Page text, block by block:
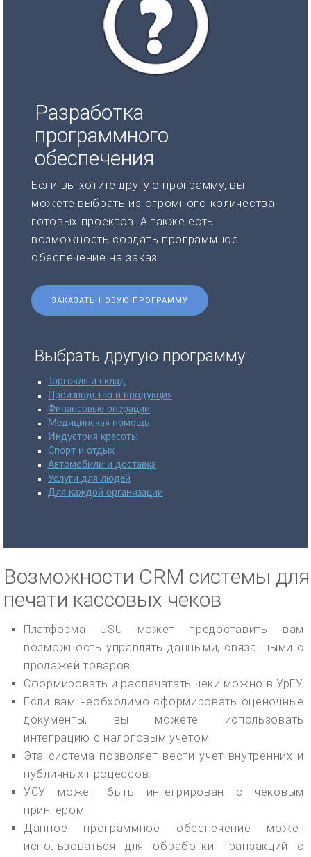
Разработка
программного
обеспечения
Если вы хотите другую программу, вы
можете выбрать из огромного количества
готовых проектов. А также есть
возможность создать программное
обеспечение на заказ.
ЗАКАЗАТЬ НОВУЮ ПРОГРАММУ
Выбрать другую программу
Торговля и склад
Производство и продукция
Финансовые операции
Медицинская помощь
Индустрия красоты
Спорт и отдых
Автомобили и доставка
Услуги для людей
Для каждой организации
Возможности CRM системы для
печати кассовых чеков
Платформа USU может предоставить вам
возможность управлять данными, связанными с
продажей товаров.
Сформировать и распечатать чеки можно в УрГУ.
Если вам необходимо сформировать оценочные
документы, вы можете использовать
интеграцию с налоговым учетом.
Эта система позволяет вести учет внутренних и
публичных процессов.
УСУ может быть интегрирован с чековым
принтером.
Данное программное обеспечение может
использоваться для обработки транзакций с